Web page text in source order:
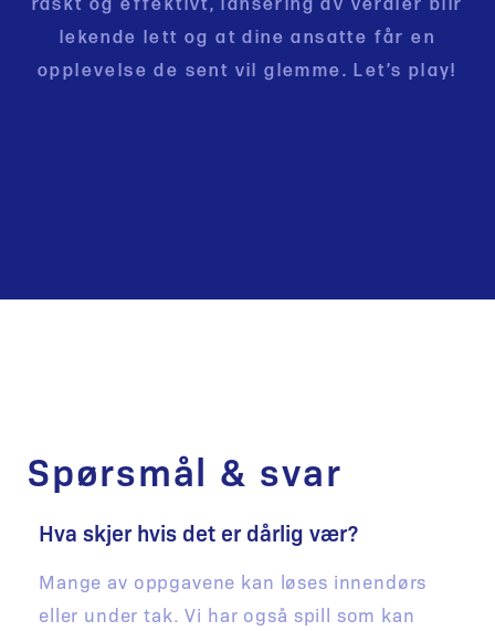
raskt og effektivt, lansering av verdier blir
lekende lett og at dine ansatte får en
opplevelse de sent vil glemme. Let’s play!
Spørsmål & svar
Hva skjer hvis det er dårlig vær?
Mange av oppgavene kan løses innendørs
eller under tak. Vi har også spill som kan